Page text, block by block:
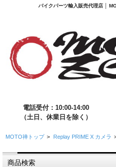
バイクパーツ輸入販売代理店 │
電話受付：10:00-14:00
（土日、休業日を除く）
MOTO禅トップ > Replay PRIME X カメラ
商品検索